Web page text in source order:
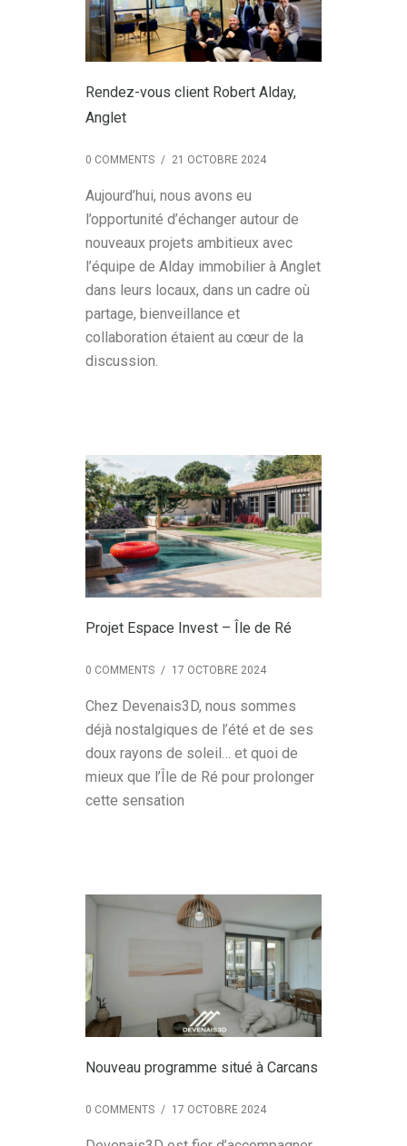
Rendez-vous client Robert Alday,
Anglet
0 COMMENTS / 21 OCTOBRE 2024
Aujourd’hui, nous avons eu
l’opportunité d’échanger autour de
nouveaux projets ambitieux avec
l’équipe de Alday immobilier à Anglet
dans leurs locaux, dans un cadre où
partage, bienveillance et
collaboration étaient au cœur de la
discussion.
Projet Espace Invest – Île de Ré
0 COMMENTS / 17 OCTOBRE 2024
Chez Devenais3D, nous sommes
déjà nostalgiques de l’été et de ses
doux rayons de soleil… et quoi de
mieux que l’Île de Ré pour prolonger
cette sensation
Nouveau programme situé à Carcans
0 COMMENTS / 17 OCTOBRE 2024